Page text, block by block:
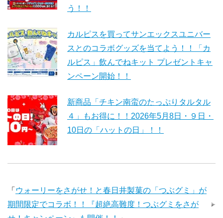
う！！
カルピスを買ってサンエックスユニバー
スとのコラボグッズを当てよう！！「カ
ルピス」飲んでねキット プレゼントキャ
ンペーン開始！！
新商品「チキン南蛮のたっぷりタルタル
４」もお得に！！2026年5月8日・９日・
10日の「ハットの日」！！
「 ウォーリーをさがせ！と春日井製菓の「つぶグミ」が
期間限定でコラボ！！『超絶高難度！つぶグミをさが